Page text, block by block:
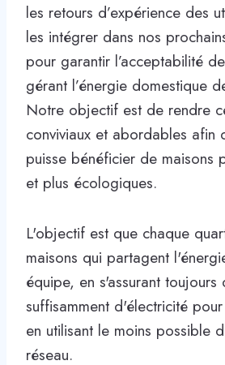
les retours d’expérience des
les intégrer dans nos
pour garantir l’acceptabilité
gérant l’énergie domestique
Notre objectif est de rendre
conviviaux et abordables afin
puisse bénéficier de maisons
et plus écologiques.
L'objectif est que chaque
maisons qui partagent
équipe, en s'assurant toujours
suffisamment d'électricité
en utilisant le moins possible
réseau.